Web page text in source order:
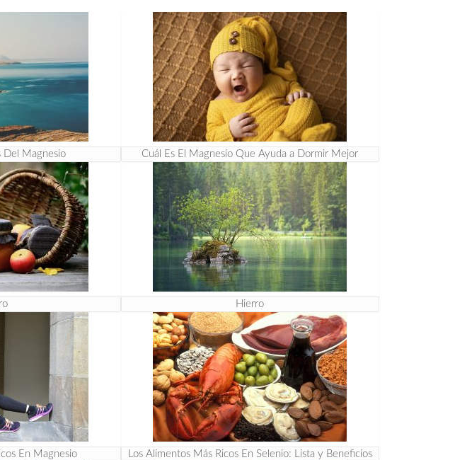
Del Magnesio Cuál Es El Magnesio Que Ayuda a Dormir Mejor
Hierro
En Magnesio Los Alimentos Más Ricos En Selenio: Lista y Beneficios